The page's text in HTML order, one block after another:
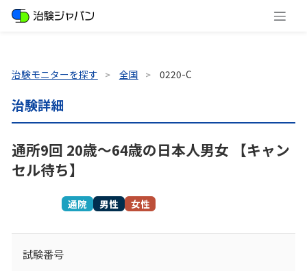
治験モニターを探す 全国 0220-C
治験詳細
通所9回 20歳～64歳の日本人男女 【キャン
セル待ち】
通院 男性 女性
試験番号